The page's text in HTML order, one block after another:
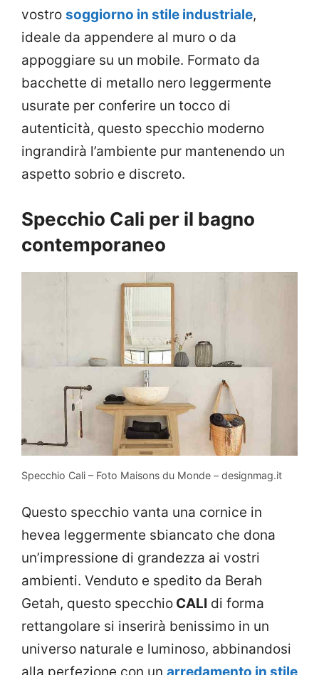
vostro soggiorno in stile industriale,
ideale da appendere al muro o da
appoggiare su un mobile. Formato da
bacchette di metallo nero leggermente
usurate per conferire un tocco di
autenticità, questo specchio moderno
ingrandirà l’ambiente pur mantenendo un
aspetto sobrio e discreto.
Specchio Cali per il bagno
contemporaneo
Specchio Cali – Foto Maisons du Monde – designmag.it
Questo specchio vanta una cornice in
hevea leggermente sbiancato che dona
un’impressione di grandezza ai vostri
ambienti. Venduto e spedito da Berah
Getah, questo specchio CALI di forma
rettangolare si inserirà benissimo in un
universo naturale e luminoso, abbinandosi
alla perfezione con un arredamento in stile